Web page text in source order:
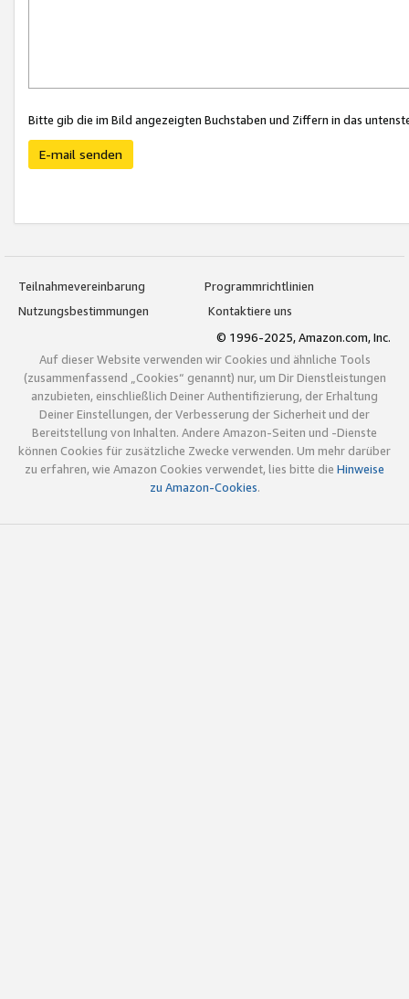
Bitte gib die im Bild angezeigten Buchstaben und Ziffern in das
E-mail senden
Teilnahmevereinbarung
Programmrichtlinien
Nutzungsbestimmungen
Kontaktiere uns
© 1996-2025, Amazon.com, Inc.
Auf dieser Website verwenden wir Cookies und ähnliche Tools
(zusammenfassend „Cookies“ genannt) nur, um Dir Dienstleistungen
anzubieten, einschließlich Deiner Authentifizierung, der Erhaltung
Deiner Einstellungen, der Verbesserung der Sicherheit und der
Bereitstellung von Inhalten. Andere Amazon-Seiten und -Dienste
können Cookies für zusätzliche Zwecke verwenden. Um mehr darüber
zu erfahren, wie Amazon Cookies verwendet, lies bitte die Hinweise
zu Amazon-Cookies.